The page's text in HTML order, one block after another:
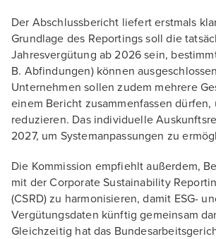
Der Abschlussbericht liefert erstmals
Grundlage des Reportings soll die
Jahresvergütung ab 2026 sein,
B. Abfindungen) können
Unternehmen sollen zudem mehrere
einem Bericht zusammenfassen dürfen,
reduzieren. Das individuelle
2027, um Systemanpassungen zu
Die Kommission empfiehlt außerdem,
mit der Corporate Sustainability
(CSRD) zu harmonisieren, damit ESG-
Vergütungsdaten künftig gemeinsam
Gleichzeitig hat das